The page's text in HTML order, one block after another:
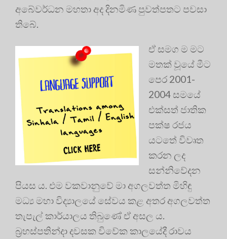
අබේවර්ධන මහතා අද දිනමිණ පුවත්පතට පවසා
තිබේ.
ඒ සමග ම මට
මතක් වූයේ මීට
පෙර 2001-
2004 සමයේ
එක්සත් ජාතික
පක්ෂ රජය
යටතේ විවෘත
කරන ලද
සන්නිවේදන
පියස ය. එම වකවානුවේ මා අගලවත්ත මිහිඳු
මධ්‍ය මහා විද්‍යාලයේ සේවය කළ අතර අගලවත්ත
තැපැල් කාර්යාලය තිබුණේ ඒ අසල ය.
බ්‍රහස්පතින්දා දවසක විවේක කාලයේදී රාවය